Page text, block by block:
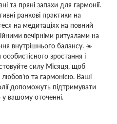
та пряні запахи для гармонії.
ранкові практики на
на медитаціях на повний
вечірніми ритуалами на
внутрішнього балансу. ☀️
зростання і
силу Місяця, щоб
та гармонією. Ваші
допоможуть підтримувати
у вашому оточенні.